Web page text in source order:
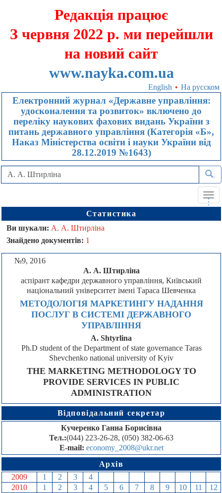
Редакція працює
З червня 2022 р. ми перейшли
на новий сайт
www.nayka.com.ua
English • На русском
Електронний журнал «Державне управління:
удосконалення та розвиток» включено до
переліку наукових фахових видань України з
питань державного управління (Категорія «Б»,
Наказ Міністерства освіти і науки України від
28.12.2019 №1643)
...
Статистика
Ви шукали: А. А. Штирліна
Знайдено документів: 1
№9, 2016
А. А. Штирліна
аспірант кафедри державного управління, Київський
національний університет імені Тараса Шевченка
МЕТОДОЛОГІЯ МАРКЕТИНГУ НАДАННЯ
ПОСЛУГ В СИСТЕМІ ДЕРЖАВНОГО
УПРАВЛІННЯ
A. Shtyrlina
Ph.D student of the Department of state governance Taras
Shevchenko national university of Kyiv
THE MARKETING METHODOLOGY TO
PROVIDE SERVICES IN PUBLIC
ADMINISTRATION
Відповідальний секретар
Кучеренко Ганна Борисівна
Тел.:(044) 223-26-28, (050) 382-06-63
E-mail: economy_2008@ukr.net
Архів
2009
1 2 3 4
2010
1 2 3 4 5 6 7 8 9 10 11
12